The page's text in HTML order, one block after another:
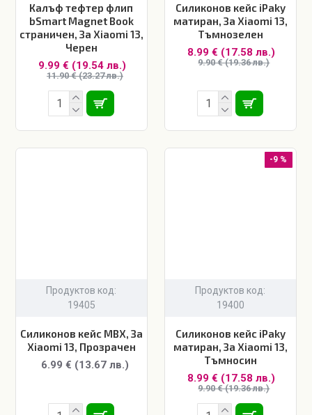
Калъф тефтер флип
bSmart Magnet Book
страничен, За Xiaomi 13,
Черен
9.99 € (19.54 лв.)
11.90 € (23.27 лв.)
Силиконов кейс iPaky
матиран, За Xiaomi 13,
Тъмнозелен
8.99 € (17.58 лв.)
9.90 € (19.36 лв.)
Продуктов код:
19405
Силиконов кейс MBX, За
Xiaomi 13, Прозрачен
6.99 € (13.67 лв.)
-9 %
Продуктов код:
19400
Силиконов кейс iPaky
матиран, За Xiaomi 13,
Тъмносин
8.99 € (17.58 лв.)
9.90 € (19.36 лв.)